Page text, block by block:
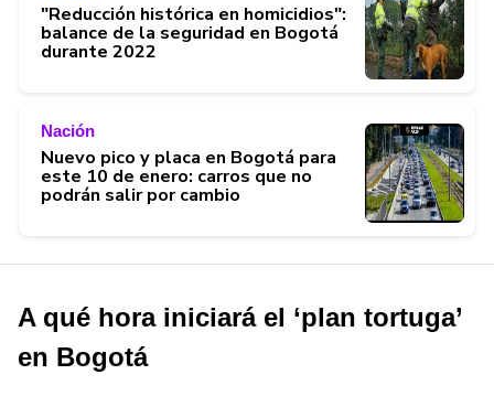
"Reducción histórica en homicidios":
balance de la seguridad en Bogotá
durante 2022
Nación
Nuevo pico y placa en Bogotá para
este 10 de enero: carros que no
podrán salir por cambio
A qué hora iniciará el ‘plan tortuga’
en Bogotá